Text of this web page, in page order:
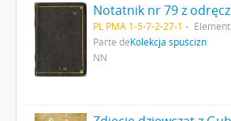
PL PMA 1-5-7-2-27-1 Element
Parte deKolekcja spuścizn
NN